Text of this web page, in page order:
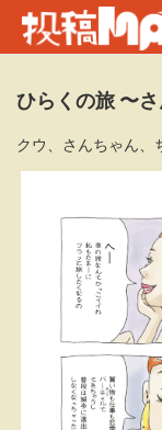
ひらくの旅 〜
クウ、さんちゃん、